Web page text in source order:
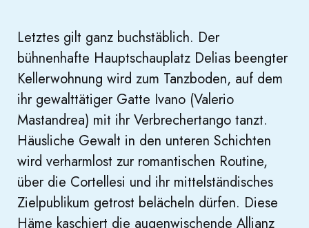
Letztes gilt ganz buchstäblich. Der
bühnenhafte Hauptschauplatz Delias beengter
Kellerwohnung wird zum Tanzboden, auf dem
ihr gewalttätiger Gatte Ivano (Valerio
Mastandrea) mit ihr Verbrechertango tanzt.
Häusliche Gewalt in den unteren Schichten
wird verharmlost zur romantischen Routine,
über die Cortellesi und ihr mittelständisches
Zielpublikum getrost belächeln dürfen. Diese
Häme kaschiert die augenwischende Allianz